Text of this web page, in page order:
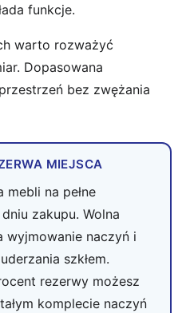
funkcje.
warto rozważyć
Dopasowana
bez zwężania
MIEJSCA
mebli na pełne
zakupu. Wolna
wyjmowanie naczyń i
szkłem.
rezerwy możesz
komplecie naczyń